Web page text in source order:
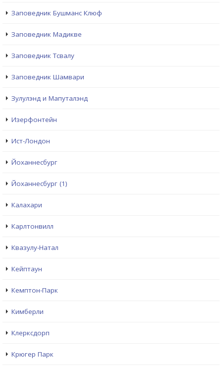
Заповедник Бушманс Клюф
Заповедник Мадикве
Заповедник Тсвалу
Заповедник Шамвари
Зулулэнд и Мапуталэнд
Изерфонтейн
Ист-Лондон
Йоханнесбург
Йоханнесбург (1)
Калахари
Карлтонвилл
Квазулу-Натал
Кейптаун
Кемптон-Парк
Кимберли
Клерксдорп
Крюгер Парк